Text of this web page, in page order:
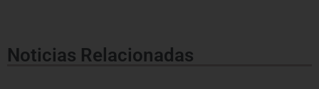
Noticias Relacionadas